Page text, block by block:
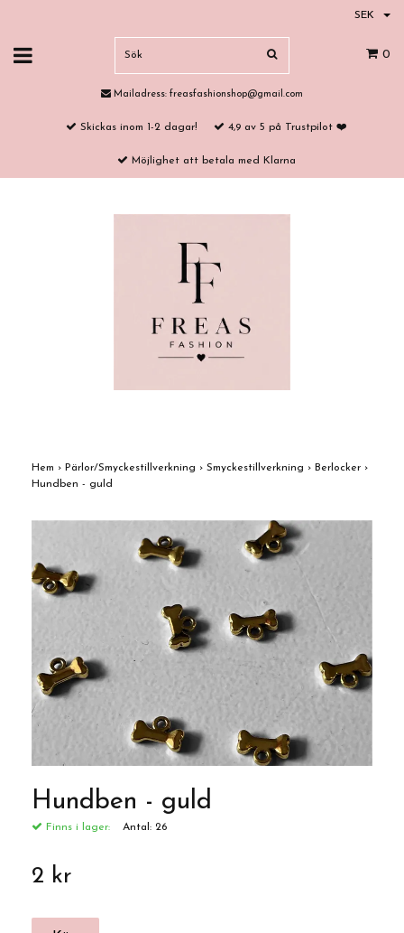
SEK
0
Mailadress: freasfashionshop@gmail.com
Skickas inom 1-2 dagar! 4,9 av 5 på Trustpilot ❤️
Möjlighet att betala med Klarna
Hem › Pärlor/Smyckestillverkning › Smyckestillverkning › Berlocker ›
Hundben - guld
Hundben - guld
Finns i lager: Antal: 26
2 kr